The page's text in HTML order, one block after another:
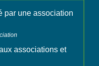
par une association
associations et